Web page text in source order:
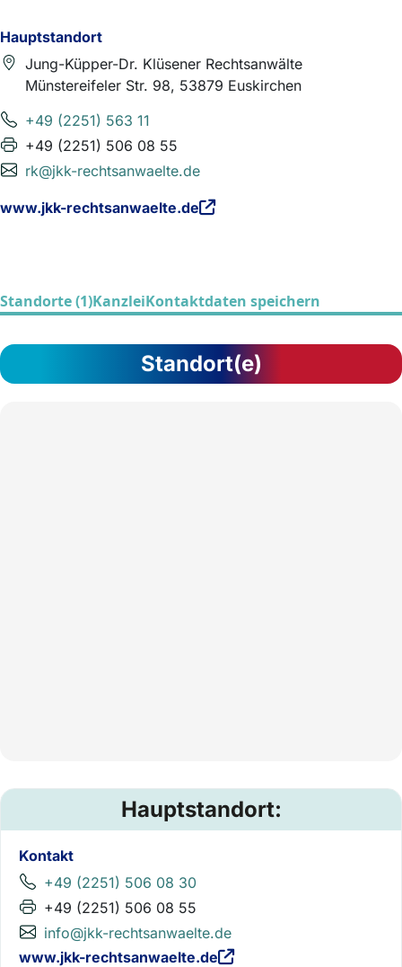
Hauptstandort
Jung-Küpper-Dr. Klüsener Rechtsanwälte
Münstereifeler Str. 98, 53879 Euskirchen
+49 (2251) 563 11
+49 (2251) 506 08 55
rk@jkk-rechtsanwaelte.de
www.jkk-rechtsanwaelte.de
Standorte (1)KanzleiKontaktdaten speichern
Standort(e)
Hauptstandort:
Kontakt
+49 (2251) 506 08 30
+49 (2251) 506 08 55
info@jkk-rechtsanwaelte.de
www.jkk-rechtsanwaelte.de